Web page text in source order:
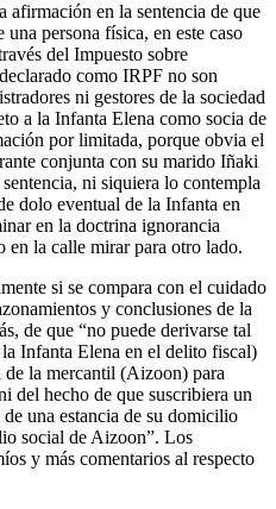
afirmación en la sentencia de que
persona física, en este caso
del Impuesto sobre
como IRPF no son
ni gestores de la sociedad
a la Infanta Elena como socia de
por limitada, porque obvia el
conjunta con su marido Iñaki
ni siquiera lo contempla
dolo eventual de la Infanta en
en la doctrina ignorancia
en la calle mirar para otro lado.
si se compara con el cuidado
y conclusiones de la
de que “no puede derivarse tal
Infanta Elena en el delito fiscal)
de la mercantil (Aizoon) para
del hecho de que suscribiera un
una estancia de su domicilio
social de Aizoon”. Los
y más comentarios al respecto